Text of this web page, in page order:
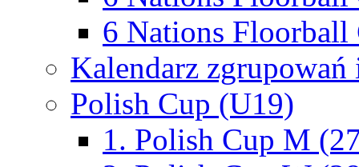
6 Nations Floorball
Kalendarz
Polish Cup (U19)
1. Polish Cup M